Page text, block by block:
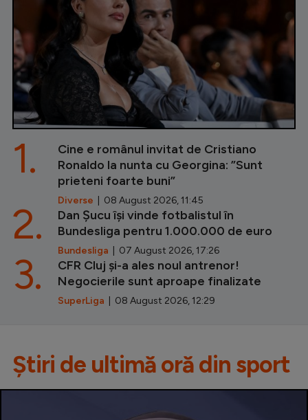
Cine e românul invitat de Cristiano
Ronaldo la nunta cu Georgina: ”Sunt
prieteni foarte buni”
Diverse | 08 August 2026, 11:45
1.
Dan Șucu își vinde fotbalistul în
Bundesliga pentru 1.000.000 de euro
Bundesliga | 07 August 2026, 17:26
2.
CFR Cluj și-a ales noul antrenor!
Negocierile sunt aproape finalizate
SuperLiga | 08 August 2026, 12:29
3.
Știri de ultimă oră din sport